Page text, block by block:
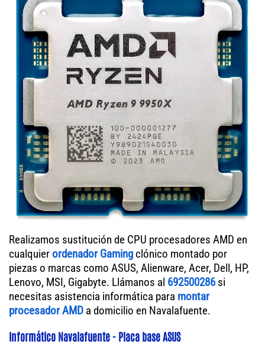
Realizamos sustitución de CPU procesadores AMD en
cualquierordenador Gaming clónico montado por
piezas o marcas como ASUS, Alienware, Acer, Dell, HP,
Lenovo, MSI, Gigabyte. Llámanos al 692500286si
necesitas asistencia informática para montar
procesador AMD a domicilio en Navalafuente.
Informático Navalafuente - Placa base ASUS